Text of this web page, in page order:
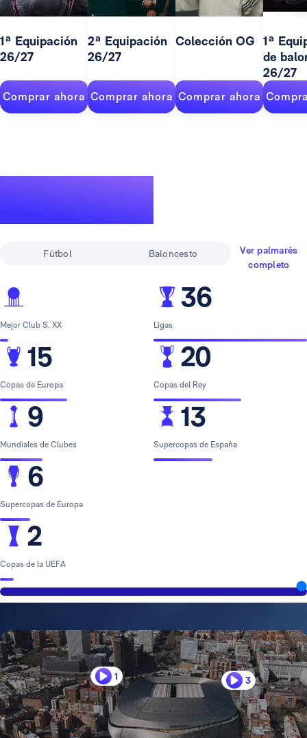
1ª Equipación
26/27
Comprar ahora
2ª Equipación
26/27
Comprar ahora
Colección OG
Comprar ahora
1ª
de
26/27
Fútbol Baloncesto
Ver palmarés
completo
Mejor Club S. XX
15
Copas de Europa
9
Mundiales de Clubes
6
Supercopas de Europa
2
Copas de la UEFA
36
Ligas
20
Copas del Rey
13
Supercopas de España
1 3